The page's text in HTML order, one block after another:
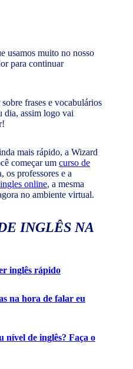
usamos muito no nosso
para continuar
frases e vocabulários
dia, assim logo vai
mais rápido, a Wizard
começar um curso de
os professores e a
online, a mesma
no ambiente virtual.
INGLÊS NA
inglês rápido
na hora de falar eu
nível de inglês? Faça o